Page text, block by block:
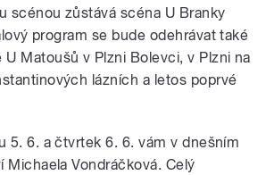
scénou zůstává scéna U Branky
program se bude odehrávat také
U Matoušů v Plzni Bolevci, v Plzni na
lázních a letos poprvé
5. 6. a čtvrtek 6. 6. vám v dnešním
Michaela Vondráčková. Celý